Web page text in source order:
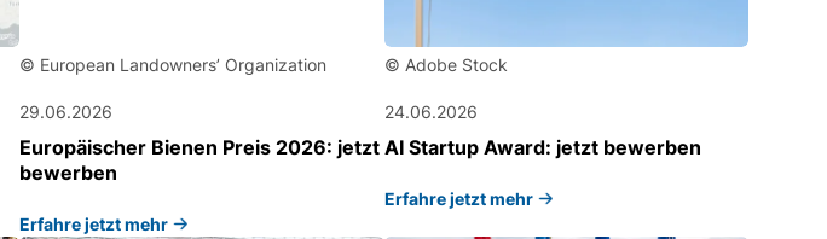
© European Landowners’ Organization
29.06.2026
Europäischer Bienen Preis 2026: jetzt
bewerben
Erfahre jetzt mehr
© Adobe Stock
24.06.2026
AI Startup Award: jetzt bewerben
Erfahre jetzt mehr